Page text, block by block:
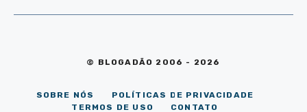
© BLOGADÃO 2006 - 2026
SOBRE NÓS
POLÍTICAS DE PRIVACIDADE
TERMOS DE USO
CONTATO